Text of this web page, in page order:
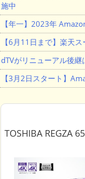
施中
【年一】2023年
【6月11日まで】楽天
dTVがリニューアル後継
【3月2日スタート】
TOSHIBA REGZA